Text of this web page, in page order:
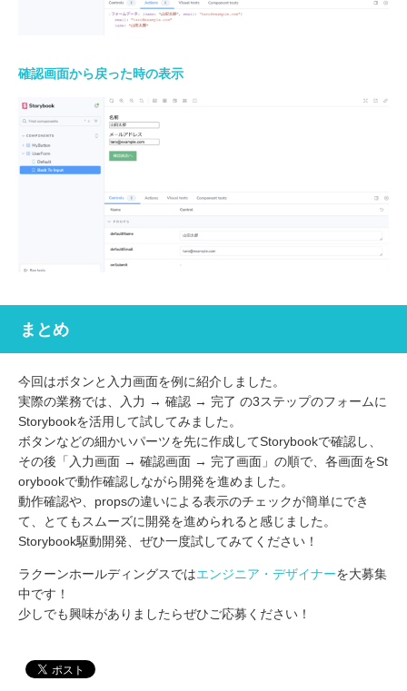
確認画面から戻った時の表示
まとめ
今回はボタンと入力画面を例に紹介しました。
実際の業務では、入力 → 確認 → 完了 の3ステップのフォームに
Storybookを活用して試してみました。
ボタンなどの細かいパーツを先に作成してStorybookで確認し、
その後「入力画面 → 確認画面 → 完了画面」の順で、各画面をSt
orybookで動作確認しながら開発を進めました。
動作確認や、propsの違いによる表示のチェックが簡単にでき
て、とてもスムーズに開発を進められると感じました。
Storybook駆動開発、ぜひ一度試してみてください！
ラクーンホールディングスではエンジニア・デザイナーを大募集
中です！
少しでも興味がありましたらぜひご応募ください！